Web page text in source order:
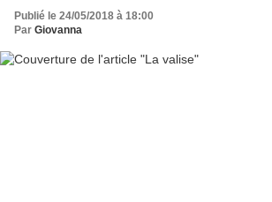
Publié le 24/05/2018 à 18:00
Par Giovanna